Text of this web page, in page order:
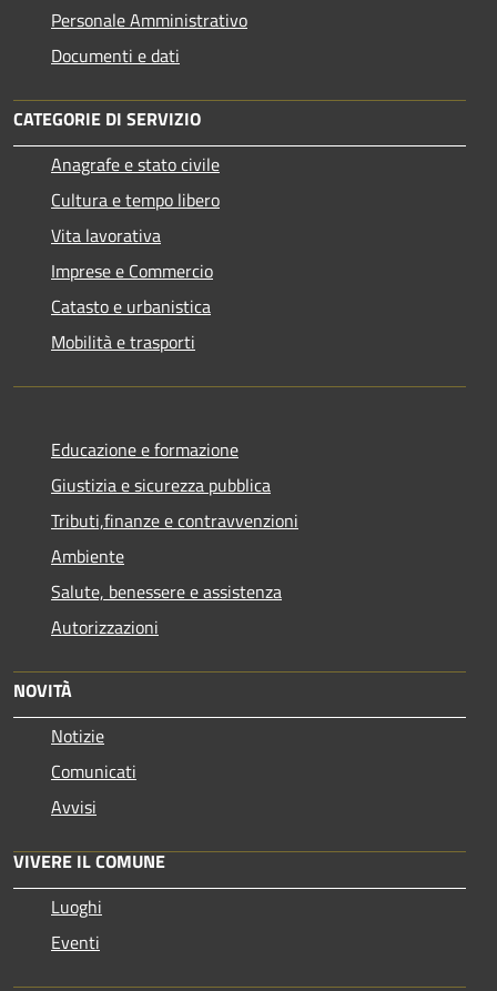
Personale Amministrativo
Documenti e dati
CATEGORIE DI SERVIZIO
Anagrafe e stato civile
Cultura e tempo libero
Vita lavorativa
Imprese e Commercio
Catasto e urbanistica
Mobilità e trasporti
Educazione e formazione
Giustizia e sicurezza pubblica
Tributi,finanze e contravvenzioni
Ambiente
Salute, benessere e assistenza
Autorizzazioni
NOVITÀ
Notizie
Comunicati
Avvisi
VIVERE IL COMUNE
Luoghi
Eventi